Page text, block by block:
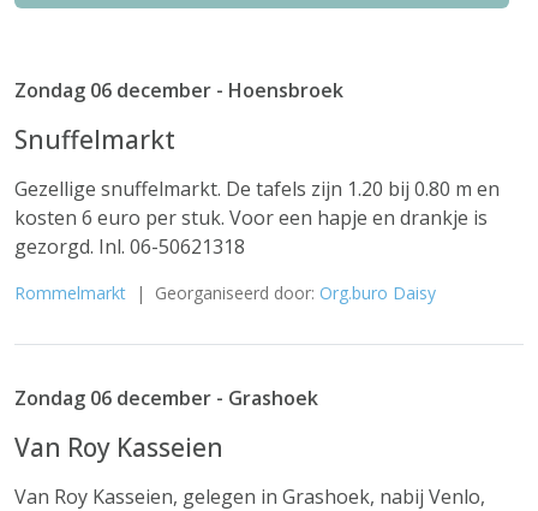
Zondag 06 december - Hoensbroek
Snuffelmarkt
Gezellige snuffelmarkt. De tafels zijn 1.20 bij 0.80 m en
kosten 6 euro per stuk. Voor een hapje en drankje is
gezorgd. Inl. 06-50621318
Rommelmarkt | Georganiseerd door: Org.buro Daisy
Zondag 06 december - Grashoek
Van Roy Kasseien
Van Roy Kasseien, gelegen in Grashoek, nabij Venlo,